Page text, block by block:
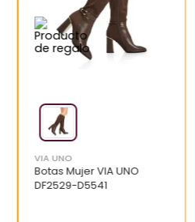
VIA UNO
Botas Mujer VIA UNO
DF2529-D5541